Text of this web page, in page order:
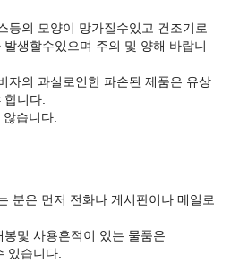
등의 모양이 망가질수있고 건조기로
생할수있으며 주의 및 양해 바랍니
자의 과실로인한 파손된 제품은 유상
니다.
분은 먼저 전화나 게시판이나 메일로
및 사용흔적이 있는 물품은
있습니다.